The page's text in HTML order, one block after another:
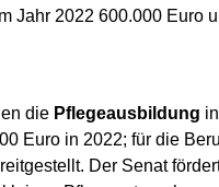
Jahr 2022 600.000 Euro
die Pflegeausbildung
Euro in 2022; für die
Der Senat